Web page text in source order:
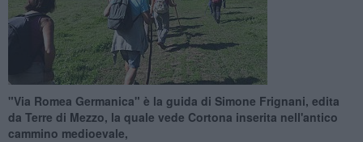
"Via Romea Germanica" è la guida di Simone Frignani, edita
da Terre di Mezzo, la quale vede Cortona inserita nell'antico
cammino medioevale,